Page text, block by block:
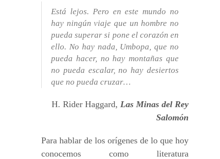
Está lejos. Pero en este mundo no
hay ningún viaje que un hombre no
pueda superar si pone el corazón en
ello. No hay nada, Umbopa, que no
pueda hacer, no hay montañas que
no pueda escalar, no hay desiertos
que no pueda cruzar…
H. Rider Haggard, Las Minas del Rey
Salomón
Para hablar de los orígenes de lo que hoy
conocemos como literatura